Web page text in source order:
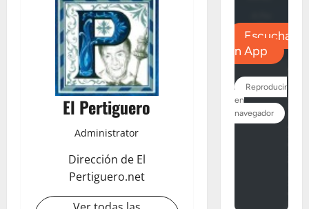
El Pertiguero
Administrator
Dirección de El
Pertiguero.net